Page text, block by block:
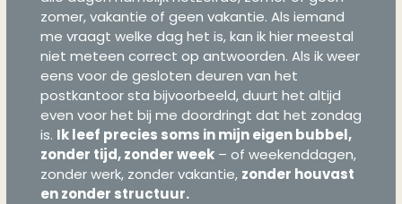
zomer, vakantie of geen vakantie. Als iemand
me vraagt welke dag het is, kan ik hier meestal
niet meteen correct op antwoorden. Als ik weer
eens voor de gesloten deuren van het
postkantoor sta bijvoorbeeld, duurt het altijd
even voor het bij me doordringt dat het zondag
is. Ik leef precies soms in mijn eigen bubbel,
zonder tijd, zonder week– of weekenddagen,
zonder werk, zonder vakantie, zonder houvast
en zonder structuur.